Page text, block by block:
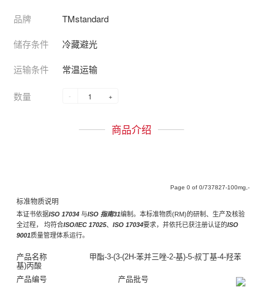
品牌 TMstandard
储存条件 冷藏避光
运输条件 常温运输
数量 - +
商品介绍
Page of /737827-100mg,-
标准物质说明
本证书依据ISO 17034 与ISO 指南31编制。本标准物质(RM)的研制、生产及核验
全过程， 均符合ISO/IEC 17025、 ISO 17034要求，并依托已获注册认证的ISO
9001质量管理体系运行。
产品名称
甲酯-3-(3-(2H-苯并三唑-2-基)-5-叔丁基-4-羟苯
基)丙酸
产品编号
产品批号